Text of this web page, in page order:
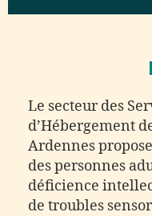
Le secteur des
d’Hébergement
Ardennes
des personnes
déficience
de troubles